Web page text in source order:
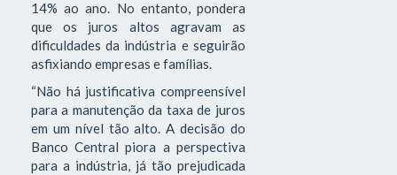
14% ao ano. No entanto, pondera
que os juros altos agravam as
dificuldades da indústria e seguirão
asfixiando empresas e famílias.
“Não há justificativa compreensível
para a manutenção da taxa de juros
em um nível tão alto. A decisão do
Banco Central piora a perspectiva
para a indústria, já tão prejudicada